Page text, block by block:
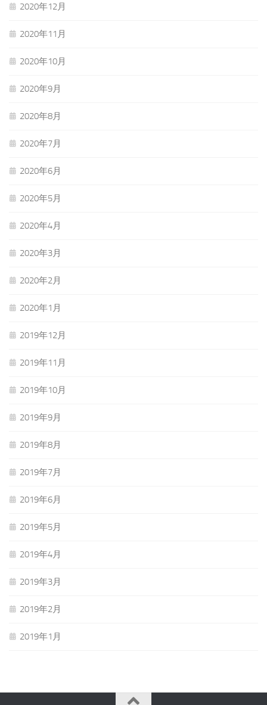
2020年12月
2020年11月
2020年10月
2020年9月
2020年8月
2020年7月
2020年6月
2020年5月
2020年4月
2020年3月
2020年2月
2020年1月
2019年12月
2019年11月
2019年10月
2019年9月
2019年8月
2019年7月
2019年6月
2019年5月
2019年4月
2019年3月
2019年2月
2019年1月